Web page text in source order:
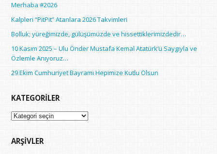
Merhaba #2026
Kalpleri “PitPit” Atanlara 2026 Takvimleri
Bolluk; yüreğimizde, gülüşümüzde ve hissettiklerimizdedir…
10 Kasım 2025 – Ulu Önder Mustafa Kemal Atatürk’ü Saygıyla ve
Özlemle Anıyoruz…
29 Ekim Cumhuriyet Bayramı Hepimize Kutlu Olsun
KATEGORILER
Kategoriler
ARŞIVLER